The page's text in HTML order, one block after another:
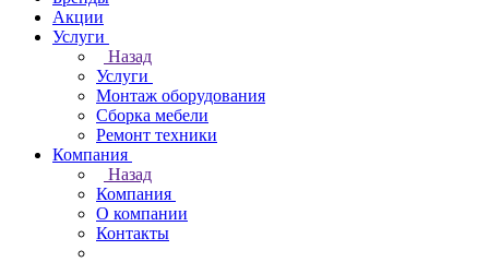
Акции
Услуги
Назад
Услуги
Монтаж оборудования
Сборка мебели
Ремонт техники
Компания
Назад
Компания
О компании
Контакты